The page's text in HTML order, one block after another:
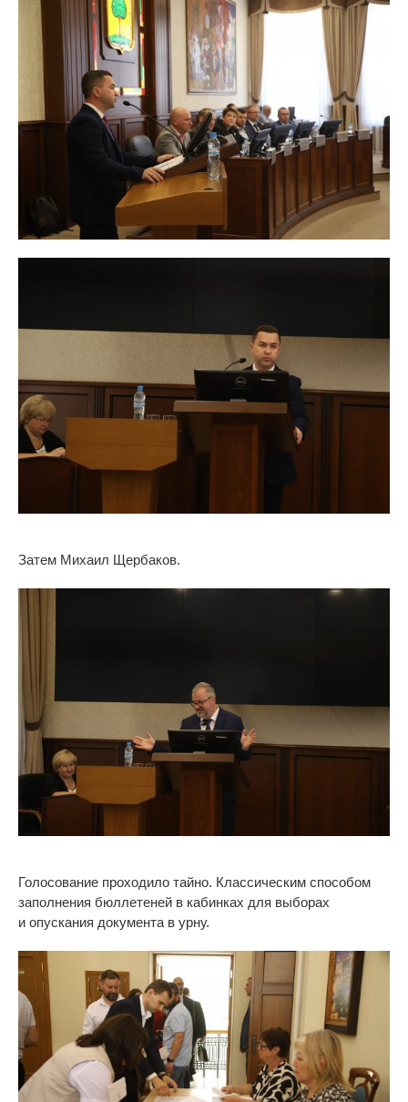
Затем Михаил Щербаков.
Голосование проходило тайно. Классическим способом
заполнения бюллетеней в кабинках для выборах
и опускания документа в урну.